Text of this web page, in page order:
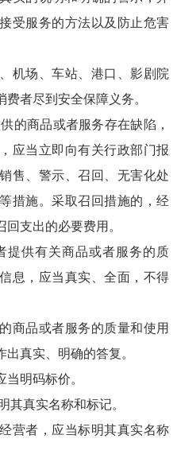
受服务的方法以及防止危害
场、车站、港口、影剧院
者尽到安全保障义务。
商品或者服务存在缺陷，
应当立即向有关行政部门报
售、警示、召回、无害化处
措施。采取召回措施的，经
支出的必要费用。
供有关商品或者服务的质
息，应当真实、全面，不得
品或者服务的质量和使用
真实、明确的答复。
明码标价。
真实名称和标记。
者，应当标明其真实名称